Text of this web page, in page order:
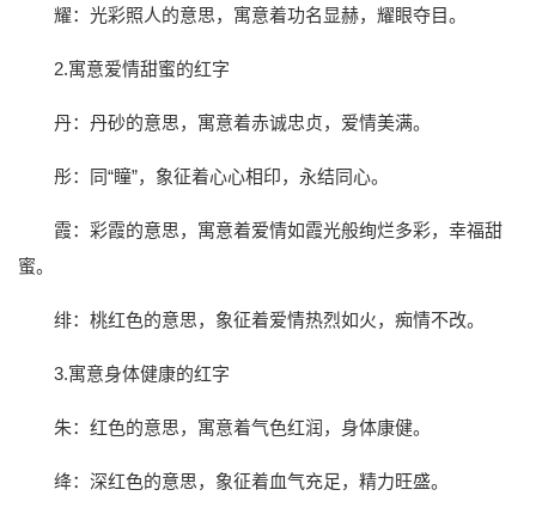
耀：光彩照人的意思，寓意着功名显赫，耀眼夺目。
2.寓意爱情甜蜜的红字
丹：丹砂的意思，寓意着赤诚忠贞，爱情美满。
彤：同“瞳”，象征着心心相印，永结同心。
霞：彩霞的意思，寓意着爱情如霞光般绚烂多彩，幸福甜
蜜。
绯：桃红色的意思，象征着爱情热烈如火，痴情不改。
3.寓意身体健康的红字
朱：红色的意思，寓意着气色红润，身体康健。
绛：深红色的意思，象征着血气充足，精力旺盛。